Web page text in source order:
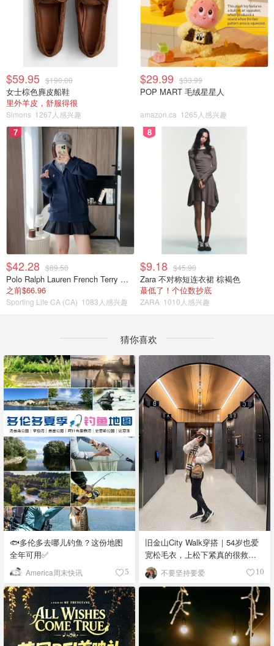
$59.95 $190.00
女士棕色麂皮船鞋
里外羊皮，舒服得很
Simons 1267人感兴趣
$29.99 $33.99
POP MART 毛绒星星人
amazon.ca 1265人感兴趣
7
$42.28 $89.50
Polo Ralph Lauren French Terry 女童连帽卫衣 7-16码
之前$66.96
Sporting Life CA (CA) 1083人感兴趣
8
$9.18 $45.90
Zara 不对称短连衣裙 棕褐色
蕞低了！个位数抄底
ZARA 1010人感兴趣
猜你喜欢
🐟多伦多去哪儿钓鱼？这份地图
全年可用✅
America周末快讯 5
旧金山City Walk穿搭｜54岁也爱
宽松毛衣，上松下紧真的很救比
例
不要坚持要爱 10